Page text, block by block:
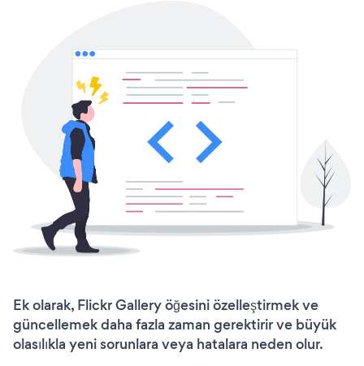
Ek olarak, Flickr Gallery öğesini özelleştirmek ve
güncellemek daha fazla zaman gerektirir ve büyük
olasılıkla yeni sorunlara veya hatalara neden olur.